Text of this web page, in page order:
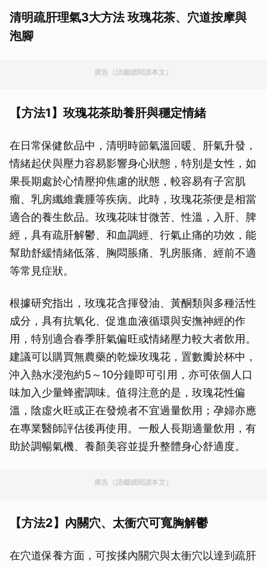
清明疏肝理氣3大方法 玫瑰花茶、穴道按摩與
泡腳
廣告（請繼續閱讀本文）
【方法1】玫瑰花茶助養肝與穩定情緒
在日常保健飲品中，清明時節氣溫回暖、肝氣升發，
情緒起伏與壓力容易影響身心狀態，特別是女性，如
果長期處於心情壓抑焦慮的狀態，較容易有子宮肌
瘤、乳房纖維囊腫等疾病。此時，玫瑰花茶便是相當
適合的養生飲品。玫瑰花味甘微苦、性溫，入肝、脾
經，具有疏肝解鬱、和血調經、行氣止痛的功效，能
幫助舒緩情緒低落、胸悶脹痛、乳房脹痛、經前不適
等常見症狀。
根據研究指出，玫瑰花含揮發油、黃酮類與多種活性
成分，具有抗氧化、促進血液循環與安撫神經的作
用，特別適合春季肝氣偏旺或情緒壓力較大者飲用。
建議可以購買無農藥的乾燥玫瑰花，置數瓣於杯中，
沖入熱水浸泡約5～10分鐘即可引用，亦可依個人口
味加入少量蜂蜜調味。值得注意的是，玫瑰花性偏
溫，陰虛火旺或正在發燒者不宜過量飲用；孕婦亦應
在專業醫師評估後再使用。一般人長期適量飲用，有
助於調暢氣機、養顏美容並提升整體身心舒適度。
廣告（請繼續閱讀本文）
【方法2】內關穴、太衝穴可寬胸解鬱
在穴道保養方面，可按揉內關穴與太衝穴以達到疏肝